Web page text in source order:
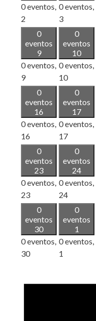
0 eventos,
2
0 eventos,
3
0
eventos
9
0 eventos,
9
0
eventos
10
0 eventos,
10
0
eventos
16
0 eventos,
16
0
eventos
17
0 eventos,
17
0
eventos
23
0 eventos,
23
0
eventos
24
0 eventos,
24
0
eventos
30
0 eventos,
30
0
eventos
1
0 eventos,
1